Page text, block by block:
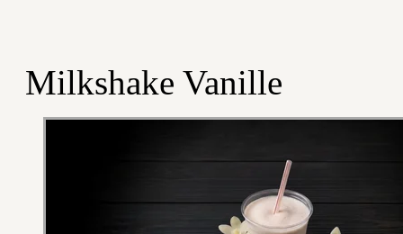
Milkshake Vanille